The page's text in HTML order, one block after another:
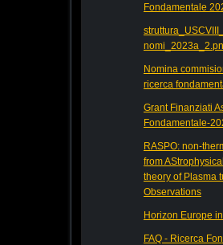
Fondamentale
Nomina
ricerca
Grant Finanziati
Fondamentale-
RASPO: non-
from
theory of Plasma
Observations
Horizon Europe
FAQ - Ricerca